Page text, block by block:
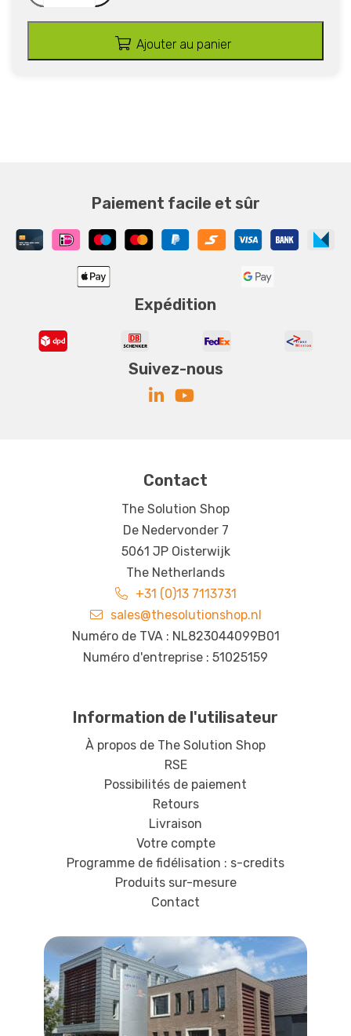
Ajouter au panier
Paiement facile et sûr
Expédition
Suivez-nous
Contact
The Solution Shop
De Nedervonder 7
5061 JP Oisterwijk
The Netherlands
+31 (0)13 7113731
sales@thesolutionshop.nl
Numéro de TVA : NL823044099B01
Numéro d'entreprise : 51025159
Information de l'utilisateur
À propos de The Solution Shop
RSE
Possibilités de paiement
Retours
Livraison
Votre compte
Programme de fidélisation : s-credits
Produits sur-mesure
Contact